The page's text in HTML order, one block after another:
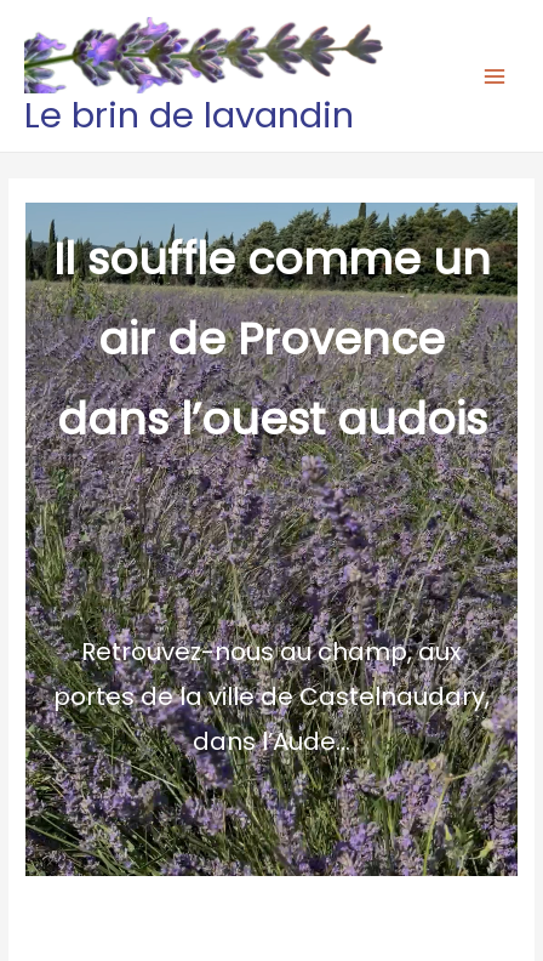
contenu
Le brin de lavandin
Il souffle comme un
air de Provence
dans l’ouest audois
Retrouvez-nous au champ, aux
portes de la ville de Castelnaudary,
dans l’Aude…